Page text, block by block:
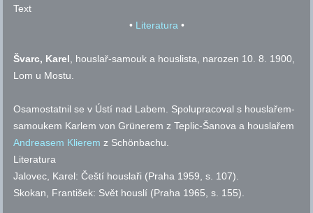
Text
• Literatura•
Švarc, Karel, houslař-samouk a houslista, narozen 10. 8. 1900,
Lom u Mostu.
Osamostatnil se v Ústí nad Labem. Spolupracoval s houslařem-
samoukem Karlem von Grünerem z Teplic-Šanova a houslařem
Andreasem Klierem z Schönbachu.
Literatura
Jalovec, Karel: Čeští houslaři (Praha 1959, s. 107).
Skokan, František: Svět houslí (Praha 1965, s. 155).